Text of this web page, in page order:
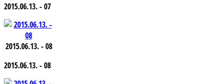
2015.06.13. - 07
2015.06.13. - 08
2015.06.13. - 08